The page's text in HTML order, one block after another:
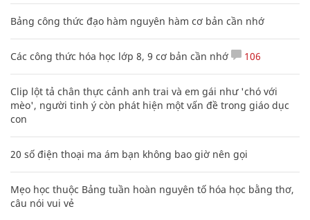
Bảng công thức đạo hàm nguyên hàm cơ bản cần nhớ
Các công thức hóa học lớp 8, 9 cơ bản cần nhớ 106
Clip lột tả chân thực cảnh anh trai và em gái như 'chó với
mèo', người tinh ý còn phát hiện một vấn đề trong giáo dục
con
20 số điện thoại ma ám bạn không bao giờ nên gọi
Mẹo học thuộc Bảng tuần hoàn nguyên tố hóa học bằng thơ,
câu nói vui vẻ